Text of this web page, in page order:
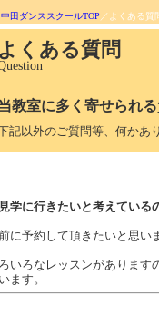
中田ダンススクールTOP ／よくある質
よくある質問
教室に多く寄せられ
記以外のご質問等、何かあ
学に行きたいと考えている
に予約して頂きたいと思い
いろなレッスンがあります
ます。